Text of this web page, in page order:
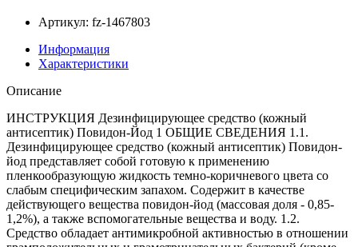
Артикул: fz-1467803
Информация
Характеристики
Описание
ИНСТРУКЦИЯ Дезинфицирующее средство (кожный
антисептик) Повидон-Йод 1 ОБЩИЕ СВЕДЕНИЯ 1.1.
Дезинфицирующее средство (кожный антисептик) Повидон-
йод представляет собой готовую к применению
пленкообразующую жидкость темно-коричневого цвета со
слабым специфическим запахом. Содержит в качестве
действующего вещества повидон-йод (массовая доля - 0,85-
1,2%), а также вспомогательные вещества и воду. 1.2.
Средство обладает антимикробной активностью в отношении